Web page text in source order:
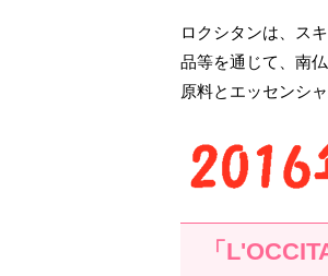
ロクシタンは、ス
品等を通じて、南
原料とエッセンシャ
「